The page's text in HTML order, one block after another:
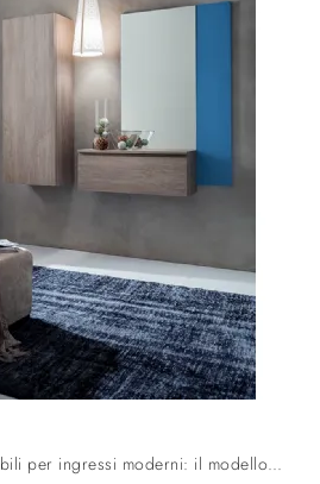
Un ricco catalogo di mobili per ingressi moderni: il modello Stella La Primavera in melaminico ti attende per completare l'arredamento.